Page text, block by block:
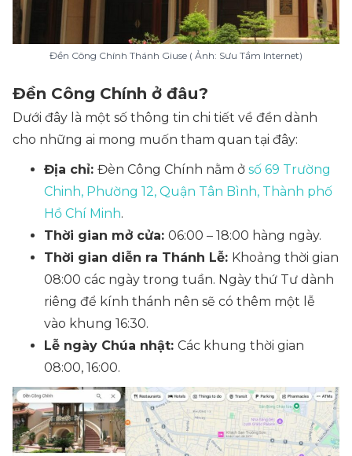
Đền Công Chính Thánh Giuse ( Ảnh: Sưu Tầm Internet)
Đền Công Chính ở đâu?
Dưới đây là một số thông tin chi tiết về đền dành
cho những ai mong muốn tham quan tại đây:
Địa chỉ: Đèn Công Chính nằm ở số 69 Trường
Chinh, Phường 12, Quận Tân Bình, Thành phố
Hồ Chí Minh​.
Thời gian mở cửa: 06:00 – 18:00 hàng ngày.
Thời gian diễn ra Thánh Lễ: Khoảng thời gian
08:00 các ngày trong tuần. Ngày thứ Tư dành
riêng để kính thánh nên sẽ có thêm một lễ
vào khung 16:30.
Lễ ngày Chúa nhật: Các khung thời gian
08:00, 16:00.